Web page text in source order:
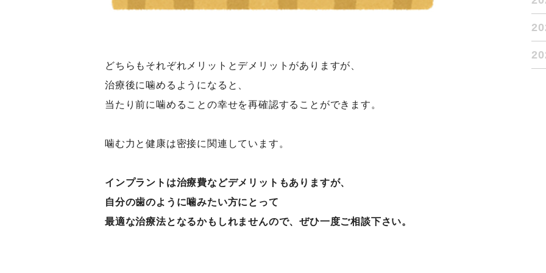
どちらもそれぞれメリットとデメリットがありますが、
治療後に噛めるようになると、
当たり前に噛めることの幸せを再確認することができます。
噛む力と健康は密接に関連しています。
インプラントは治療費などデメリットもありますが、
自分の歯のように噛みたい方にとって
最適な治療法となるかもしれませんので、ぜひ一度ご相談下さい。